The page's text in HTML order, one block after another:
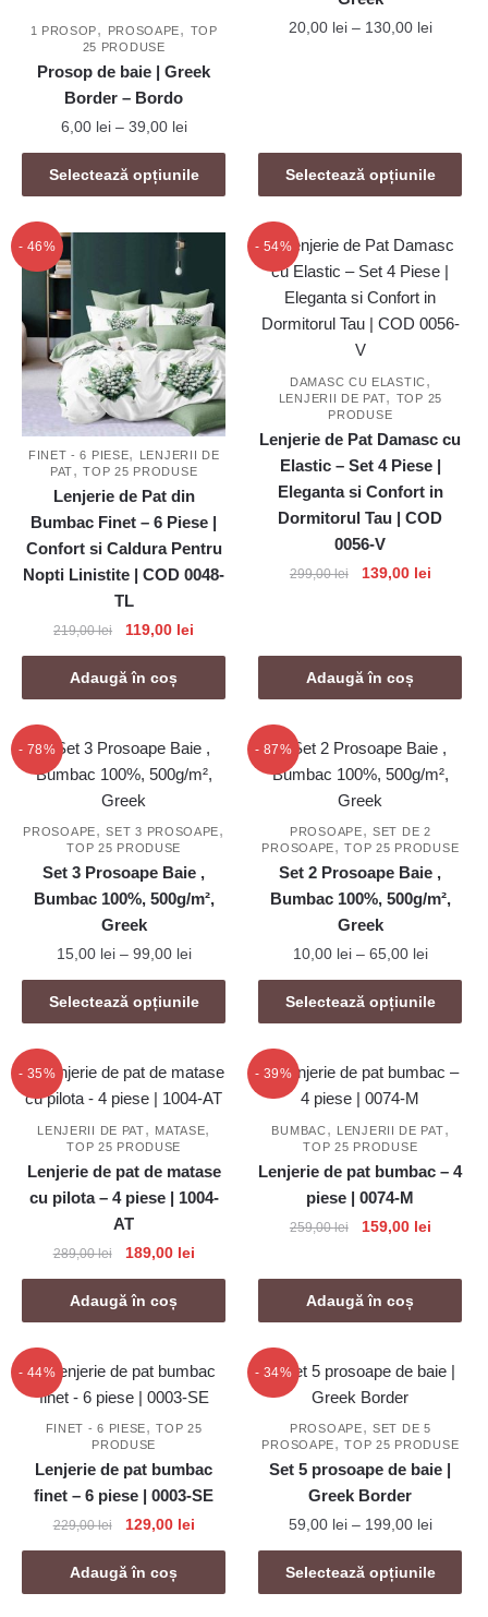
1 PROSOP, PROSOAPE, TOP
25 PRODUSE
Prosop de baie | Greek
Border – Bordo
6,00 lei – 39,00 leiInterval
de
prețuri:
6,00 lei
Selectează opțiunile
Acest
produs
variații.
Opțiunile
pot
fi
alese
în
pagina
produsului.
20,00 lei – 130,00 leiInterval
130,00
Selectează opțiunile
multe
variații.
pot
fi
alese
în
pagina
produsului.
- 46%
FINET - 6 PIESE,
LENJERII DE
PAT,TOP 25 PRODUSE
Lenjerie de Pat din
Bumbac Finet – 6 Piese |
Confort si Caldura Pentru
Nopti Linistite | COD 0048-
TL
219,00lei
Prețul
inițial
a
fost:
119,00 lei
curent
119,00 lei.
Adaugă în coș
- 54%
DAMASC CU ELASTIC,
LENJERII DE PAT, TOP 25
PRODUSE
Lenjerie de Pat Damasc cu
Elastic – Set 4 Piese |
Eleganta si Confort in
Dormitorul Tau | COD
0056-V
299,00lei
Prețul
299,00 lei.
139,00 leiPrețul
Adaugă în coș
- 78%
PROSOAPE,SET 3 PROSOAPE,
TOP 25 PRODUSE
Set 3 Prosoape Baie ,
Bumbac 100%, 500g/m²,
Greek
15,00 lei – 99,00 leiInterval
de
prețuri:
15,00 lei
la
99,00 lei
Selectează opțiunile
Acest
produs
mai
multe
variații.
Opțiunile
pot
fi
alese
în
pagina
produsului.
- 87%
PROSOAPE,SET DE 2
PROSOAPE,TOP 25 PRODUSE
Set 2 Prosoape Baie ,
Bumbac 100%, 500g/m²,
Greek
10,00 lei – 65,00 leiInterval
de
prețuri:
10,00 lei
la
Selectează opțiunile
Acest
produs
mai
multe
variații.
Opțiunile
pot
fi
alese
pagina
produsului.
- 35%
LENJERII DE PAT, MATASE,
TOP 25 PRODUSE
Lenjerie de pat de matase
cu pilota – 4 piese | 1004-
AT
289,00lei
Prețul
inițial
a
fost:
189,00 leiPrețul
curent
189,00 lei.
Adaugă în coș
- 39%
BUMBAC, LENJERII DE PAT,
TOP 25 PRODUSE
Lenjerie de pat bumbac – 4
piese | 0074-M
259,00lei
Prețul
fost:
259,00 lei.
159,00 leiPrețul
Adaugă în coș
- 44%
FINET - 6 PIESE,TOP 25
PRODUSE
Lenjerie de pat bumbac
finet – 6 piese | 0003-SE
229,00lei
Prețul
inițial
a
fost:
129,00 leiPrețul
curent
129,00 lei.
Adaugă în coș
- 34%
PROSOAPE,SET DE 5
PROSOAPE,TOP 25 PRODUSE
Set 5 prosoape de baie |
Greek Border
59,00 lei – 199,00 leiInterval
de
prețuri:
59,00
Selectează opțiunile
Acest
produs